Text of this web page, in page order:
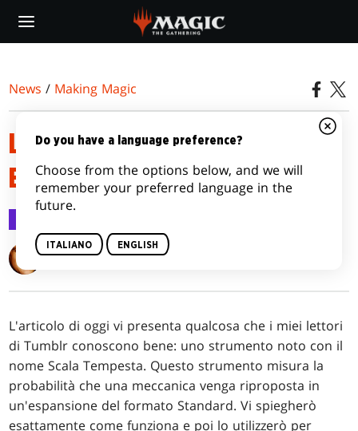
main
News / Making Magic
LA SCALA TEMPESTA: IL
BLOCCO I KHAN DI TARKIR
Mark Rosewater
L'articolo di oggi vi presenta qualcosa che i miei lettori
di Tumblr conoscono bene: uno strumento noto con il
nome Scala Tempesta. Questo strumento misura la
probabilità che una meccanica venga riproposta in
un'espansione del formato Standard. Vi spiegherò
esattamente come funziona e poi lo utilizzerò per
Do you have a language preference?
Choose from the options below, and we will
remember your preferred language in the
future.
ITALIANO ENGLISH